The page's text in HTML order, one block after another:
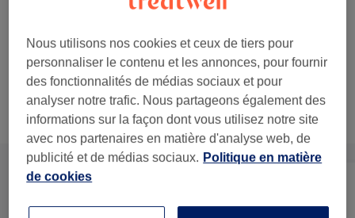
2 h - 2 h 30 min
Ma prestation en détail...
Ce n'est pas ce que vous recherchiez ?
Recherchez dans notre liste de prestations
Nous utilisons nos cookies et ceux de tiers pour
personnaliser le contenu et les annonces, pour fournir
des fonctionnalités de médias sociaux et pour
analyser notre trafic. Nous partageons également des
informations sur la façon dont vous utilisez notre site
avec nos partenaires en matière d'analyse web, de
publicité et de médias sociaux. Politique en matière
de cookies